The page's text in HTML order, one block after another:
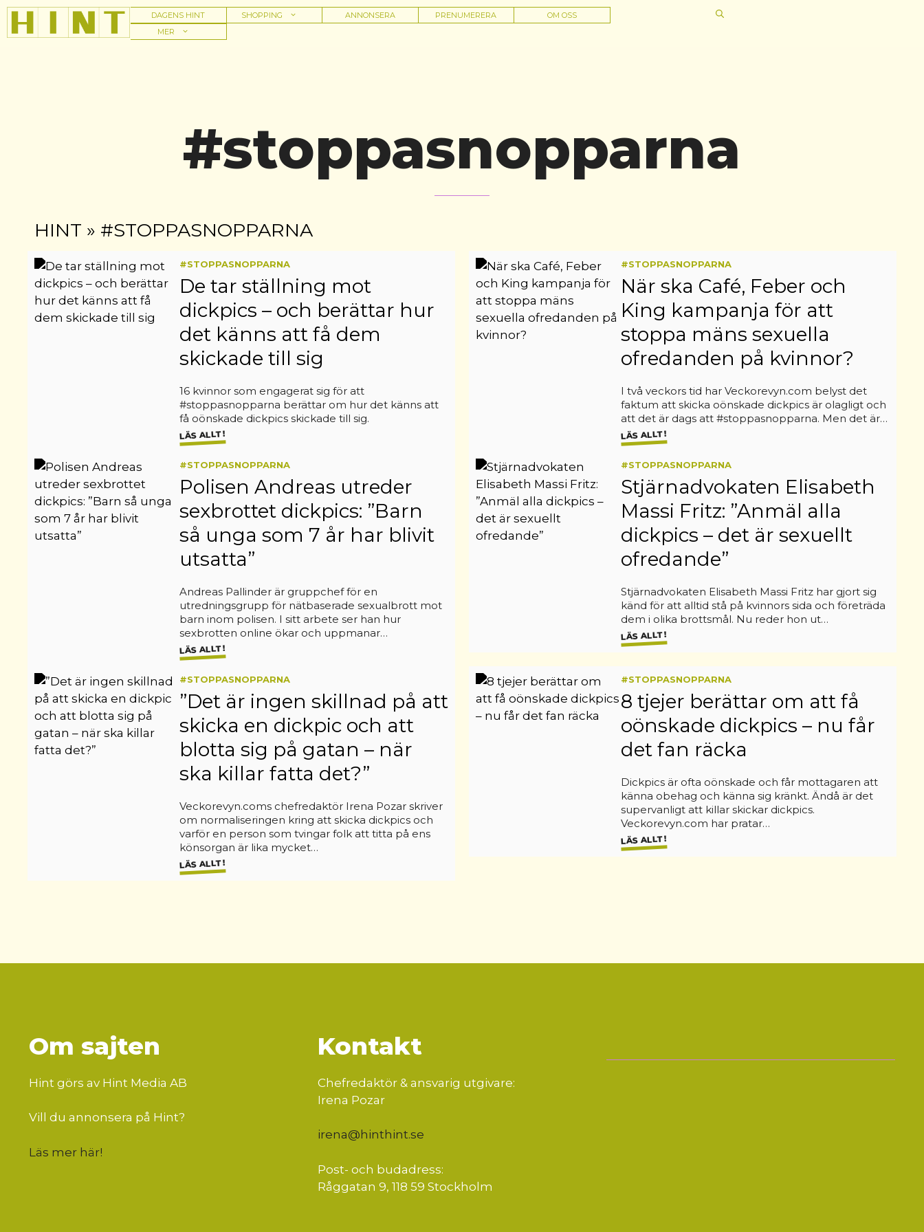
Hoppa
innehåll
DAGENS HINT SHOPPING ANNONSERA PRENUMERERA
OM OSS
MER
#stoppasnopparna
HINT » #STOPPASNOPPARNA
#STOPPASNOPPARNA
De tar ställning mot
dickpics – och berättar hur
det känns att få dem
skickade till sig
16 kvinnor som engagerat sig för att
#stoppasnopparna berättar om hur det känns att
få oönskade dickpics skickade till sig.
LÄS ALLT!
#STOPPASNOPPARNA
När ska Café, Feber och
King kampanja för att
stoppa mäns sexuella
ofredanden på kvinnor?
I två veckors tid har Veckorevyn.com belyst det
faktum att skicka oönskade dickpics är olagligt och
att det är dags att #stoppasnopparna. Men det är…
LÄS ALLT!
#STOPPASNOPPARNA
Polisen Andreas utreder
sexbrottet dickpics: ”Barn
så unga som 7 år har blivit
utsatta”
Andreas Pallinder är gruppchef för en
utredningsgrupp för nätbaserade sexualbrott mot
barn inom polisen. I sitt arbete ser han hur
sexbrotten online ökar och uppmanar…
LÄS ALLT!
#STOPPASNOPPARNA
Stjärnadvokaten Elisabeth
Massi Fritz: ”Anmäl alla
dickpics – det är sexuellt
ofredande”
Stjärnadvokaten Elisabeth Massi Fritz har gjort sig
känd för att alltid stå på kvinnors sida och företräda
dem i olika brottsmål. Nu reder hon ut…
LÄS ALLT!
#STOPPASNOPPARNA
”Det är ingen skillnad på att
skicka en dickpic och att
blotta sig på gatan – när
ska killar fatta det?”
Veckorevyn.coms chefredaktör Irena Pozar skriver
om normaliseringen kring att skicka dickpics och
varför en person som tvingar folk att titta på ens
könsorgan är lika mycket…
LÄS ALLT!
#STOPPASNOPPARNA
8 tjejer berättar om att få
oönskade dickpics – nu får
det fan räcka
Dickpics är ofta oönskade och får mottagaren att
känna obehag och känna sig kränkt. Ändå är det
supervanligt att killar skickar dickpics.
Veckorevyn.com har pratar…
LÄS ALLT!
Om sajten
Hint görs av Hint Media AB
Vill du annonsera på Hint?
Läs mer här!
Kontakt
Chefredaktör & ansvarig utgivare:
Irena Pozar
irena@hinthint.se
Post- och budadress:
Råggatan 9, 118 59 Stockholm